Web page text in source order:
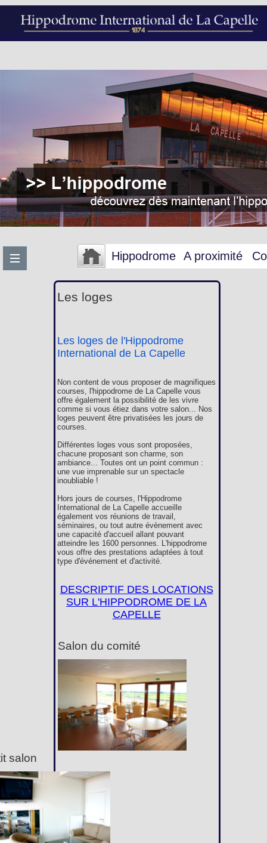
Hippodrome A proximité
Les loges
Les loges de l'Hippodrome
International de La Capelle
Non content de vous proposer de magnifiques
courses, l'hippodrome de La Capelle vous
offre également la possibilité de les vivre
comme si vous étiez dans votre salon... Nos
loges peuvent être privatisées les jours de
courses.
Différentes loges vous sont proposées,
chacune proposant son charme, son
ambiance... Toutes ont un point commun :
une vue imprenable sur un spectacle
inoubliable !
Hors jours de courses, l'Hippodrome
International de La Capelle accueille
également vos réunions de travail,
séminaires, ou tout autre évènement avec
une capacité d'accueil allant pouvant
atteindre les 1600 personnes. L'hippodrome
vous offre des prestations adaptées à tout
type d'événement et d'activité.
DESCRIPTIF DES LOCATIONS
SUR L'HIPPODROME DE LA
CAPELLE
Salon du comité
salon